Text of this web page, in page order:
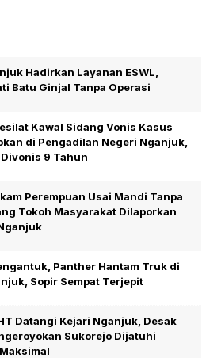
Hadirkan Layanan ESWL,
Batu Ginjal Tanpa Operasi
Kawal Sidang Vonis Kasus
di Pengadilan Negeri Nganjuk,
9 Tahun
Perempuan Usai Mandi Tanpa
Tokoh Masyarakat Dilaporkan
Panther Hantam Truk di
Sopir Sempat Terjepit
Datangi Kejari Nganjuk, Desak
Sukorejo Dijatuhi